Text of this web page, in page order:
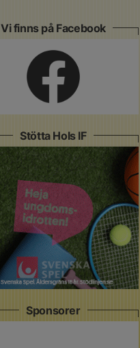
Vi finns på Facebook
Stötta Hols IF
Sponsorer